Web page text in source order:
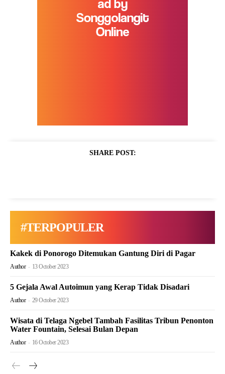
SHARE POST:
#TERPOPULER
Kakek di Ponorogo Ditemukan Gantung Diri di Pagar
Author - 13 October 2023
5 Gejala Awal Autoimun yang Kerap Tidak Disadari
Author - 29 October 2023
Wisata di Telaga Ngebel Tambah Fasilitas Tribun Penonton
Water Fountain, Selesai Bulan Depan
Author - 16 October 2023